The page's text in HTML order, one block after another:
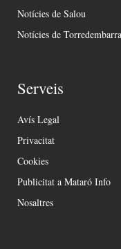
Notícies de Salou
Notícies de Torredembarra
Serveis
Avís Legal
Privacitat
Cookies
Publicitat a Mataró Info
Nosaltres